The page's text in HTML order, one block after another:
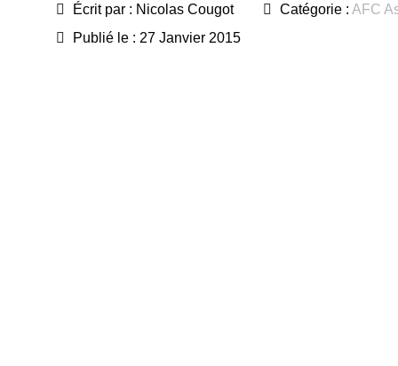
Écrit par : Nicolas Cougot Catégorie : AFC
Publié le : 27 Janvier 2015